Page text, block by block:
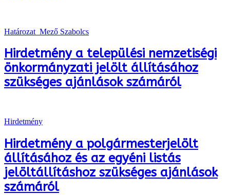
Határozat_Mező Szabolcs
Hirdetmény a települési nemzetiségi
önkormányzati jelölt állításához
szükséges ajánlások számáról
Hirdetmény
Hirdetmény a polgármesterjelölt
állításához és az egyéni listás
jelöltállításhoz szükséges ajánlások
számáról